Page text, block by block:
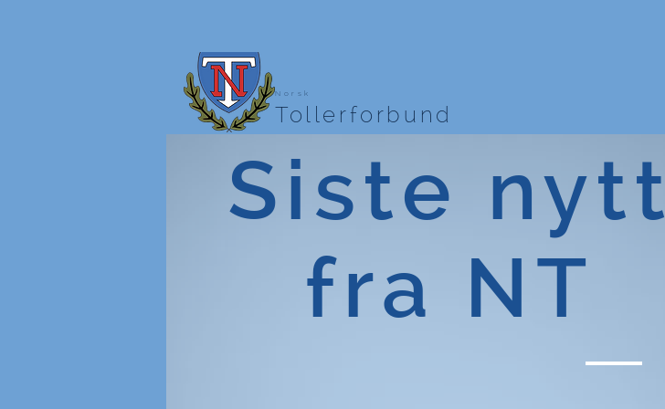
Norsk
Tollerforbund
Siste nytt
fra NT